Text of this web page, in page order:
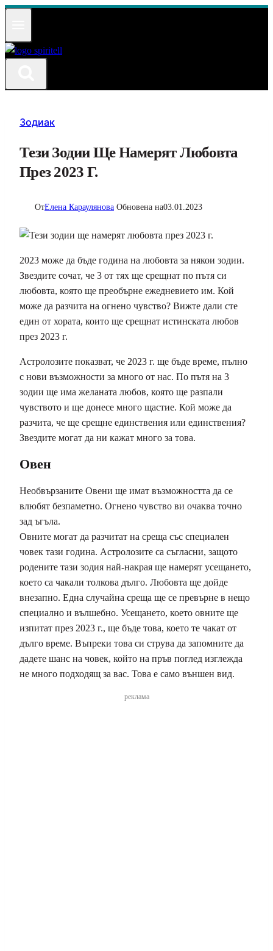
Към
Зодиак
Тези Зодии Ще Намерят Любовта
През 2023 Г.
ОтЕлена Караулянова Обновена на03.01.2023
2023 може да бъде година на любовта за някои зодии.
Звездите сочат, че 3 от тях ще срещнат по пътя си
любовта, която ще преобърне ежедневието им. Кой
може да разчита на огнено чувство? Вижте дали сте
един от хората, които ще срещнат истинската любов
през 2023 г.
Астролозите показват, че 2023 г. ще бъде време, пълно
с нови възможности за много от нас. По пътя на 3
зодии ще има желаната любов, която ще разпали
чувството и ще донесе много щастие. Кой може да
разчита, че ще срещне единствения или единствения?
Звездите могат да ни кажат много за това.
Овен
Необвързаните Овени ще имат възможността да се
влюбят безпаметно. Огнено чувство ви очаква точно
зад ъгъла.
Овните могат да разчитат на среща със специален
човек тази година. Астролозите са съгласни, защото
родените тази зодия най-накрая ще намерят усещането,
което са чакали толкова дълго. Любовта ще дойде
внезапно. Една случайна среща ще се превърне в нещо
специално и вълшебно. Усещането, което овните ще
изпитат през 2023 г., ще бъде това, което те чакат от
дълго време. Въпреки това си струва да запомните да
дадете шанс на човек, който на пръв поглед изглежда
не много подходящ за вас. Това е само външен вид.
реклама